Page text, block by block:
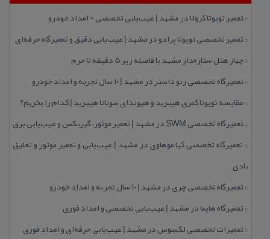
:: تعمیر تویوتا كرولا در مشهد | عیب‌یابی تخصصی + امداد خودرو
:: تعمیر تخصصی تویوتا پرادو در مشهد | عیب‌یابی دقیق و تعمیرگاه حرفه‌ای
::چهار هتل‌ ستاره‌دار مشهد با فاصله زیر 5 دقیقه تا حرم
:: تعمیرگاه تخصصی رنو داستر در مشهد | ۱۰ سال تجربه و امداد خودرو
:: مقایسه تویوتا كمری هیبرید و هیوندای سوناتا هیبرید | كدام را بخریم؟
:: تعمیرگاه تخصصی SWM در مشهد | تعمیر موتور، گیربكس و عیب‌یابی برق
:: تعمیرگاه تخصصی كیا موهاوی در مشهد | عیب‌یابی و تعمیر موتور و تعلیق
بادی
:: تعمیرگاه تخصصی چری در مشهد | ۱۰ سال تجربه و امداد خودرو
:: تعمیرگاه هایما در مشهد | عیب‌یابی تخصصی و امداد فوری
:: تعمیرات تخصصی لكسوس در مشهد | عیب‌یابی حرفه‌ای و امداد فوری